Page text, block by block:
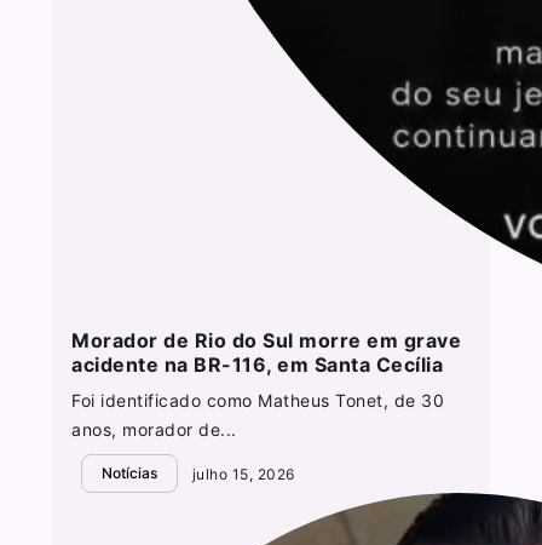
Morador de Rio do Sul morre em grave
acidente na BR-116, em Santa Cecília
Foi identificado como Matheus Tonet, de 30
anos, morador de...
Notícias julho 15, 2026